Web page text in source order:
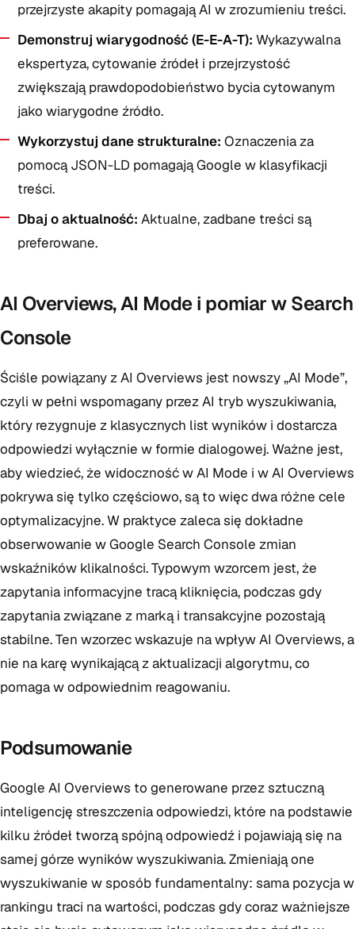
przejrzyste akapity pomagają AI w zrozumieniu treści.
Demonstruj wiarygodność (E-E-A-T): Wykazywalna
ekspertyza, cytowanie źródeł i przejrzystość
zwiększają prawdopodobieństwo bycia cytowanym
jako wiarygodne źródło.
Wykorzystuj dane strukturalne: Oznaczenia za
pomocą JSON-LD pomagają Google w klasyfikacji
treści.
Dbaj o aktualność: Aktualne, zadbane treści są
preferowane.
AI Overviews, AI Mode i pomiar w Search
Console
Ściśle powiązany z AI Overviews jest nowszy „AI Mode”,
czyli w pełni wspomagany przez AI tryb wyszukiwania,
który rezygnuje z klasycznych list wyników i dostarcza
odpowiedzi wyłącznie w formie dialogowej. Ważne jest,
aby wiedzieć, że widoczność w AI Mode i w AI Overviews
pokrywa się tylko częściowo, są to więc dwa różne cele
optymalizacyjne. W praktyce zaleca się dokładne
obserwowanie w Google Search Console zmian
wskaźników klikalności. Typowym wzorcem jest, że
zapytania informacyjne tracą kliknięcia, podczas gdy
zapytania związane z marką i transakcyjne pozostają
stabilne. Ten wzorzec wskazuje na wpływ AI Overviews, a
nie na karę wynikającą z aktualizacji algorytmu, co
pomaga w odpowiednim reagowaniu.
Podsumowanie
Google AI Overviews to generowane przez sztuczną
inteligencję streszczenia odpowiedzi, które na podstawie
kilku źródeł tworzą spójną odpowiedź i pojawiają się na
samej górze wyników wyszukiwania. Zmieniają one
wyszukiwanie w sposób fundamentalny: sama pozycja w
rankingu traci na wartości, podczas gdy coraz ważniejsze